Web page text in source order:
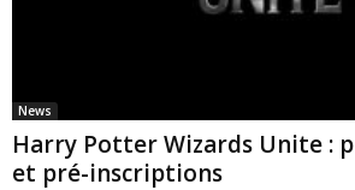
News
Harry Potter Wizards Unite :
et pré-inscriptions